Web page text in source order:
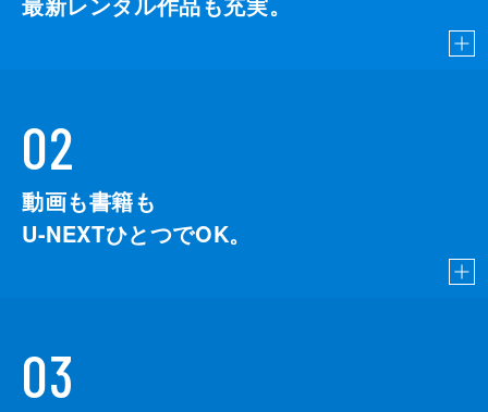
02
動画も書籍も
U-NEXTひとつでOK。
03